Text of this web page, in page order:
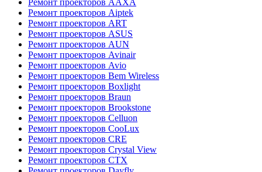
Ремонт проекторов Aiptek
Ремонт проекторов ART
Ремонт проекторов ASUS
Ремонт проекторов AUN
Ремонт проекторов Avinair
Ремонт проекторов Avio
Ремонт проекторов Bem Wireless
Ремонт проекторов Boxlight
Ремонт проекторов Braun
Ремонт проекторов Brookstone
Ремонт проекторов Celluon
Ремонт проекторов CooLux
Ремонт проекторов CRE
Ремонт проекторов Crystal View
Ремонт проекторов CTX